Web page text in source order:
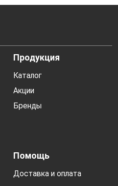
Продукция
Каталог
Акции
Бренды
Помощь
Доставка и оплата